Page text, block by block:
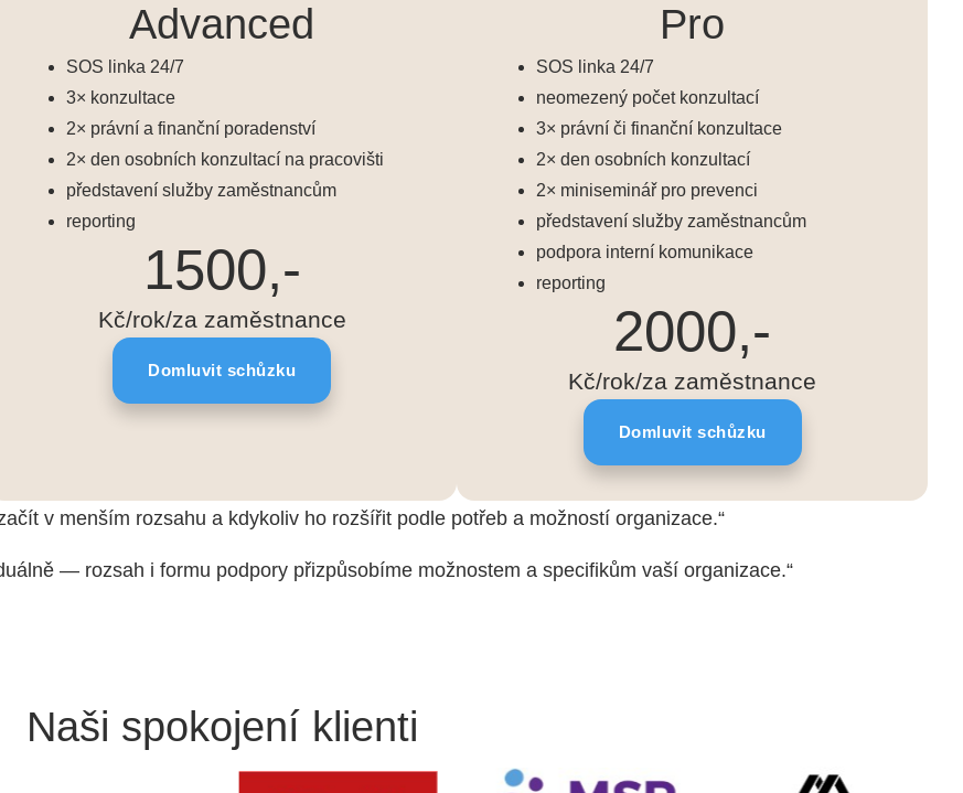
Advanced
SOS linka 24/7
3× konzultace
2× právní a finanční poradenství
2× den osobních konzultací na pracovišti
představení služby zaměstnancům
reporting
1500,-
Kč/rok/za zaměstnance
Domluvit schůzku
Pro
SOS linka 24/7
neomezený počet konzultací
3× právní či finanční konzultace
2× den osobních konzultací
2× miniseminář pro prevenci
představení služby zaměstnancům
podpora interní komunikace
reporting
2000,-
Kč/rok/za zaměstnance
Domluvit schůzku
v menším rozsahu a kdykoliv ho rozšířit podle potřeb a možností organizace.“
— rozsah i formu podpory přizpůsobíme možnostem a specifikům vaší organizace.“
Naši spokojení klienti